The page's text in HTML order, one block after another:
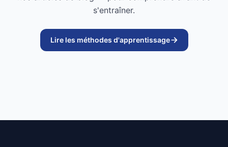
s'entraîner.
Lire les méthodes d'apprentissage